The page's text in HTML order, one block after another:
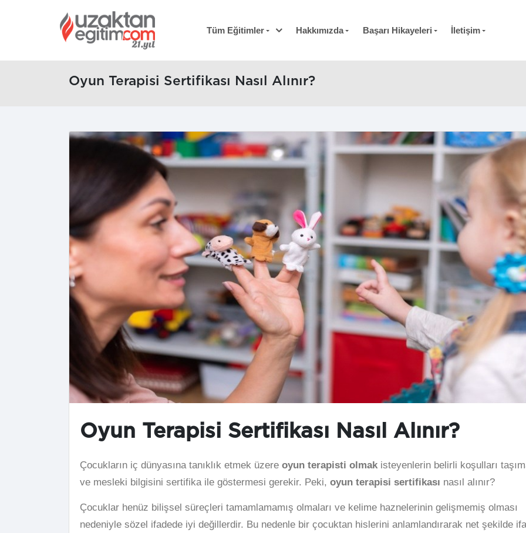
Tüm Eğitimler Hakkımızda Başarı Hikayeleri İletişim
Oyun Terapisi Sertifikası Nasıl Alınır?
Oyun Terapisi Sertifikası Nasıl Alınır?
Çocukların iç dünyasına tanıklık etmek üzere oyun terapisti olmakisteyenlerin belirli koşulları
ve mesleki bilgisini sertifika ile göstermesi gerekir. Peki, oyun terapisi sertifikası nasıl alınır?
Çocuklar henüz bilişsel süreçleri tamamlamamış olmaları ve kelime haznelerinin gelişmemiş olması
nedeniyle sözel ifadede iyi değillerdir. Bu nedenle bir çocuktan hislerini anlamlandırarak net şekilde